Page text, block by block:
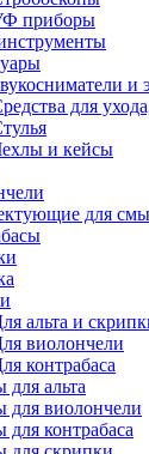
приборы
и
для
и кейсы
для
альта и
виолончели
контрабаса
альта
для виолончели
контрабаса